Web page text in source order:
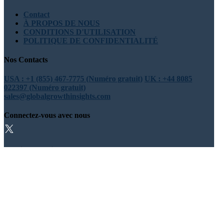
Contact
À PROPOS DE NOUS
CONDITIONS D'UTILISATION
POLITIQUE DE CONFIDENTIALITÉ
Nos Contacts
USA : +1 (855) 467-7775 (Numéro gratuit) UK : +44 8085
022397 (Numéro gratuit)
sales@globalgrowthinsights.com
Connectez-vous avec nous
Confiance en ligne